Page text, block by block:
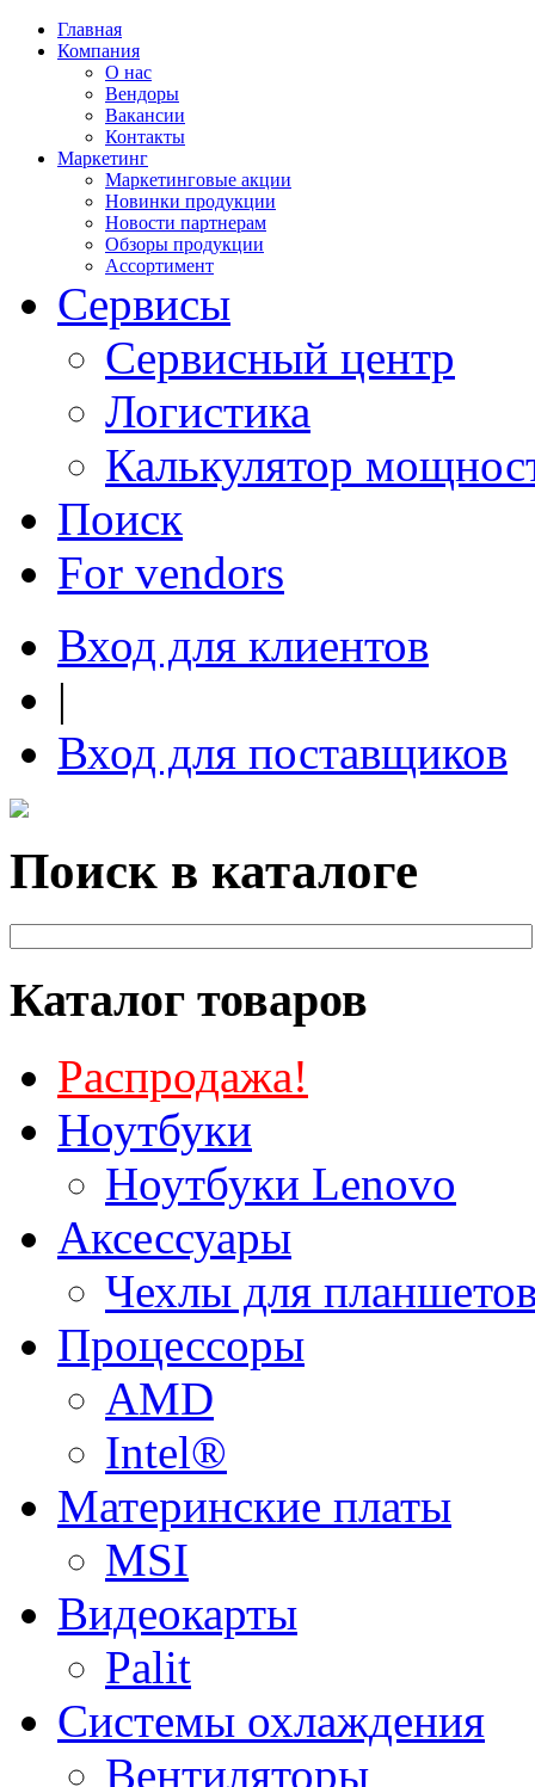
Главная
Компания
О нас
Вендоры
Вакансии
Контакты
Маркетинг
Маркетинговые акции
Новинки продукции
Новости партнерам
Обзоры продукции
Ассортимент
Сервисы
Сервисный центр
Логистика
Калькулятор
Поиск
For vendors
Вход для клиентов
|
Вход для поставщиков
Поиск в каталоге
Каталог товаров
Распродажа!
Ноутбуки
Ноутбуки Lenovo
Аксессуары
Чехлы для
Процессоры
AMD
Intel®
Материнские платы
MSI
Видеокарты
Palit
Системы охлаждения
Вентиляторы